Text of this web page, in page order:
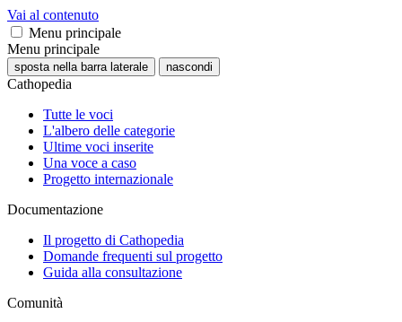
Vai al contenuto
Menu principale
Menu principale
sposta nella barra laterale nascondi
Cathopedia
Tutte le voci
L'albero delle categorie
Ultime voci inserite
Una voce a caso
Progetto internazionale
Documentazione
Il progetto di Cathopedia
Domande frequenti sul progetto
Guida alla consultazione
Comunità